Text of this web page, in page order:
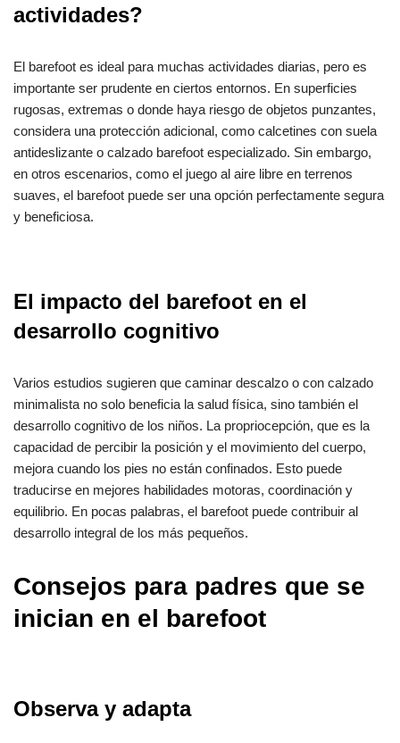
actividades?
El barefoot es ideal para muchas actividades diarias, pero es
importante ser prudente en ciertos entornos. En superficies
rugosas, extremas o donde haya riesgo de objetos punzantes,
considera una protección adicional, como calcetines con suela
antideslizante o calzado barefoot especializado. Sin embargo,
en otros escenarios, como el juego al aire libre en terrenos
suaves, el barefoot puede ser una opción perfectamente segura
y beneficiosa.
El impacto del barefoot en el
desarrollo cognitivo
Varios estudios sugieren que caminar descalzo o con calzado
minimalista no solo beneficia la salud física, sino también el
desarrollo cognitivo de los niños. La propriocepción, que es la
capacidad de percibir la posición y el movimiento del cuerpo,
mejora cuando los pies no están confinados. Esto puede
traducirse en mejores habilidades motoras, coordinación y
equilibrio. En pocas palabras, el barefoot puede contribuir al
desarrollo integral de los más pequeños.
Consejos para padres que se
inician en el barefoot
Observa y adapta